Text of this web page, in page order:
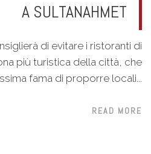
A SULTANAHMET
di evitare i ristoranti di
più turistica della città, che
fama di proporre locali...
READ MORE